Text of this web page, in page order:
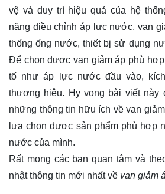
vệ và duy trì hiệu quả của hệ
năng điều chỉnh áp lực nước, van
thống ống nước, thiết bị sử dụng
Để chọn được van giảm áp phù
tố như áp lực nước đầu vào,
thương hiệu. Hy vọng bài viết này
những thông tin hữu ích về van
lựa chọn được sản phẩm phù hợp
nước của mình.
Rất mong các bạn quan tâm và
nhật thông tin mới nhất về van giảm